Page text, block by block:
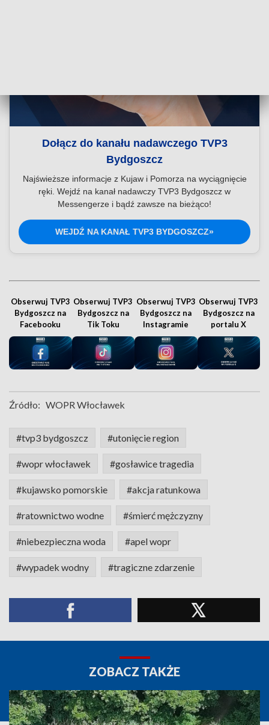
Dołącz do kanału nadawczego TVP3
Bydgoszcz
Najświeższe informacje z Kujaw i Pomorza na wyciągnięcie
ręki. Wejdź na kanał nadawczy TVP3 Bydgoszcz w
Messengerze i bądź zawsze na bieżąco!
WEJDŹ NA KANAŁ TVP3 BYDGOSZCZ»
Obserwuj TVP3
Bydgoszcz na
Facebooku
Obserwuj TVP3
Bydgoszcz na
Tik Toku
Obserwuj TVP3
Bydgoszcz na
Instagramie
Obserwuj TVP3
Bydgoszcz na
portalu X
Źródło: WOPR Włocławek
#tvp3 bydgoszcz #utonięcie region
#wopr włocławek #gosławice tragedia
#kujawsko pomorskie #akcja ratunkowa
#ratownictwo wodne #śmierć mężczyzny
#niebezpieczna woda #apel wopr
#wypadek wodny #tragiczne zdarzenie
ZOBACZ TAKŻE